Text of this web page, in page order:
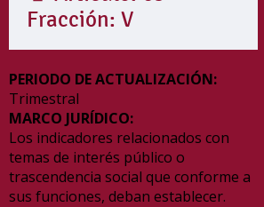
Fracción: V
PERIODO DE ACTUALIZACIÓN:
Trimestral
MARCO JURÍDICO:
Los indicadores relacionados con
temas de interés público o
trascendencia social que conforme a
sus funciones, deban establecer.